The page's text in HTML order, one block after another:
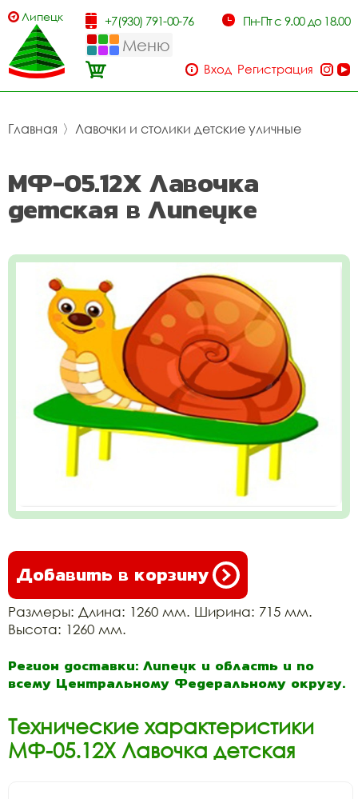
Липецк +7(930) 791-00-76 Пн-Пт с 9.00 до 18.00
Меню
Вход Регистрация
Главная 〉 Лавочки и столики детские уличные
МФ-05.12Х Лавочка
детская в Липецке
Добавить в корзину
Размеры: Длина: 1260 мм. Ширина: 715 мм.
Высота: 1260 мм.
Регион доставки: Липецк и область и по
всему Центральному Федеральному округу.
Технические характеристики
МФ-05.12Х Лавочка детская